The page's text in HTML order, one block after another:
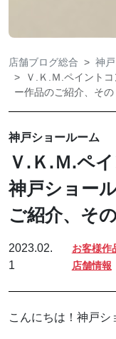
店舗ブログ総合
神
Ｖ.Ｋ.Ｍ.ペイント
ー作品のご紹介、その
神戸ショールーム
Ｖ.Ｋ.Ｍ.ペ
神戸ショー
ご紹介、そ
2023.02.
1
お客様作
店舗情報
こんにちは！神戸シ